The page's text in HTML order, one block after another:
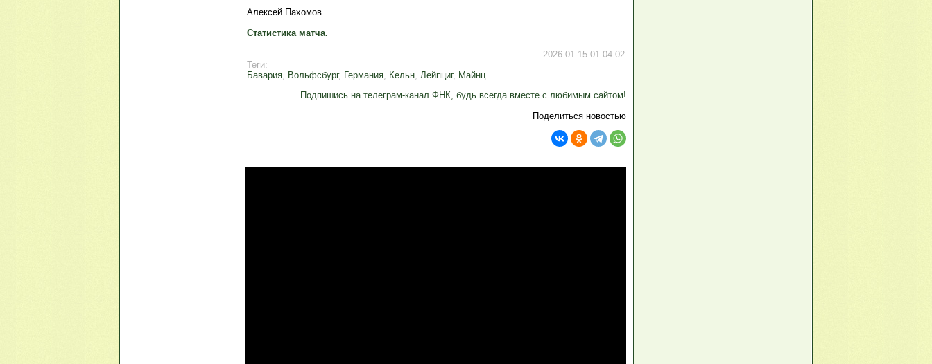
Алексей Пахомов.
Статистика матча.
2026-01-15 01:04:02
Теги:
Бавария, Вольфсбург, Германия, Кельн, Лейпциг, Майнц
Подпишись на телеграм-канал ФНК, будь всегда вместе с любимым сайтом!
Поделиться новостью